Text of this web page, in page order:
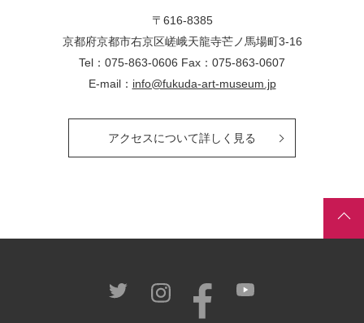
〒616-8385
京都府京都市右京区嵯峨天龍寺芒ノ馬場町3-16
Tel：075-863-0606 Fax：075-863-0607
E-mail： info@fukuda-art-museum.jp
アクセスについて詳しく見る